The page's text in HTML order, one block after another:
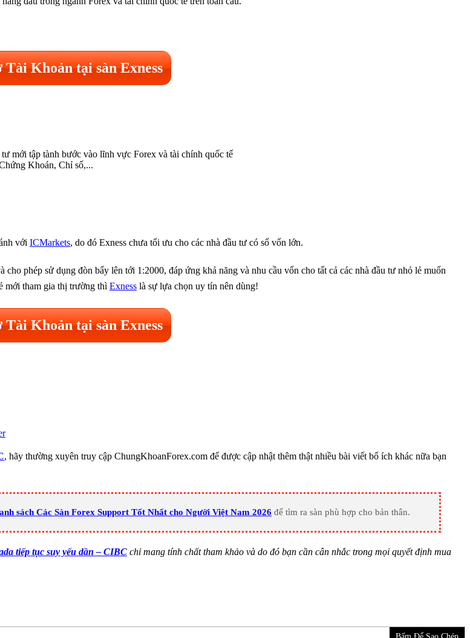
Tài Khoản tại sàn Exness
mới tập tành bước vào lĩnh vực Forex và tài chính quốc tế
Khoán, Chỉ số,...
với ICMarkets, do đó Exness chưa tối ưu cho các nhà đầu tư có số vốn lớn.
phép sử dụng đòn bẩy lên tới 1:2000, đáp ứng khả năng và nhu cầu vốn cho tất cả các nhà đầu tư nhỏ lẻ muốn
mới tham gia thị trường thì Exness là sự lựa chọn uy tín nên dùng!
Tài Khoản tại sàn Exness
, hãy thường xuyên truy cập ChungKhoanForex.com để được cập nhật thêm thật nhiều bài viết bổ ích khác nữa bạn
sách Các Sàn Forex Support Tốt Nhất cho Người Việt Nam 2026 để tìm ra sàn phù hợp cho bản thân.
tiếp tục suy yếu dần – CIBC chỉ mang tính chất tham khảo và do đó bạn cần cân nhắc trong mọi quyết định mua